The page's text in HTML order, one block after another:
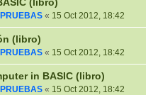
« 15 Oct 2012, 18:42
(libro)
« 15 Oct 2012, 18:42
in BASIC (libro)
« 15 Oct 2012, 18:42